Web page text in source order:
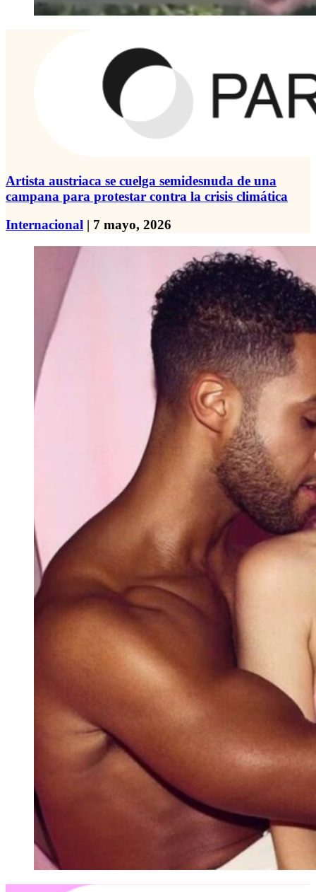
Artista austriaca se cuelga semidesnuda de una
campana para protestar contra la crisis climática
Internacional | 7 mayo, 2026